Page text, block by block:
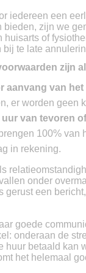
iedereen een
bieden, zijn we
huisarts of
bij te late
zijn
aanvang van
er worden geen
uur van tevoren
100% van
in rekening.
onder
gerust een
goede
onderaan de
huur betaald kan
het helemaal